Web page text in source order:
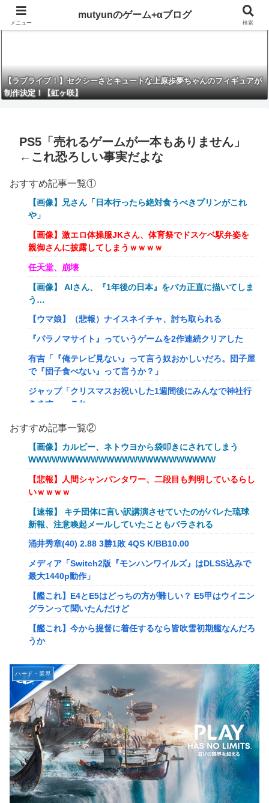
【ラブライブ！】セクシーさとキュートな上原歩夢ちゃんのフィギュアが
制作決定！【虹ヶ咲】
PS5「売れるゲームが一本もありません」
←これ恐ろしい事実だよな
おすすめ記事一覧①
【画像】兄さん「日本行ったら絶対食うべきプリンがこれ
や」
【画像】激エロ体操服JKさん、体育祭でドスケベ駅弁姿を
親御さんに披露してしまうｗｗｗｗ
任天堂、崩壊
【画像】 AIさん、『1年後の日本』をバカ正直に描いてしま
う…
【ウマ娘】（悲報）ナイスネイチャ、討ち取られる
『パラノマサイト』っていうゲームを2作連続クリアした
有吉「『俺テレビ見ない』って言う奴おかしいだろ。団子屋
で『団子食べない』って言うか？」
ジャップ「クリスマスお祝いした1週間後にみんなで神社行
きます」←これ
【画像】令和最新版のあのちゃん、可愛過ぎてワイらにブッ
刺さりまくりw w w w w w
オワコン扱いされていたデジモンさん、令和に全盛期を超え
る利益を生み出していた
【爆笑ｗ】バッグひったくりを試みた男、バイクを盗られ
る！
【動画】新型のさすまた、限界突破www
メディア「Switch2版『モンハンワイルズ』はDLSS込みで
最大1440p動作」
【艦これ】E4とE5はどっちの方が難しい？ E5甲はウイニン
グランって聞いたんだけど
【艦これ】今から提督に着任するなら皆吹雪初期艦なんだろ
うか
【艦これ】バニ黒潮親潮 他
【ポケモンGO】リモート交換って 大半が交換レート合わせ
ない奴多くね？
【衝撃】クルタ族虐 殺の犯人、ツェリードニヒで確定！ク
ロロの演劇のせいで2人も無駄死ににwwww
【悲報】ライター「ちいかわが反社とコラボしてた」ﾊﾟｼｬｯ
死神のコスプレをして隣のビルの屋上から病院を眺めていた
男を逮捕ｗｗｗ
【画像】コスプレイヤーが死ぬ気で痩せた結果ｗｗｗｗ
おすすめ記事一覧②
【画像】カルビー、ネトウヨから袋叩きにされてしまう
WWWWWWWWWWWWWWWWWWWWWWWW
【悲報】人間シャンパンタワー、二段目も判明しているらし
いｗｗｗｗ
【速報】 キチ団体に言い訳講演させていたのがバレた琉球
新報、注意喚起メールしていたこともバラされる
涌井秀章(40) 2.88 3勝1敗 4QS K/BB10.00
メディア「Switch2版『モンハンワイルズ』はDLSS込みで
最大1440p動作」
【艦これ】E4とE5はどっちの方が難しい？ E5甲はウイニン
グランって聞いたんだけど
【艦これ】今から提督に着任するなら皆吹雪初期艦なんだろ
うか
【速報】専門家「イオンモール熊本の爆心地に”こんなも
の”があったんだけど…」
【画像】かつて天下を獲っていたYouTuberの現在ｗｗｗｗ
【速報】熊本イオンモール、爆発の原因は『これ』の可能性
【悲報】コレコレ、月収1億円ｗｗｗそりゃ外出るのにボデ
ィガードつけるわ…
【悲報】有名漫画家、がんを公表「大腸癌になってしまいま
した。肝臓に転移も見られてステージ4です」
ハード・業界
メニュー
mutyunのゲーム+αブログ
検索